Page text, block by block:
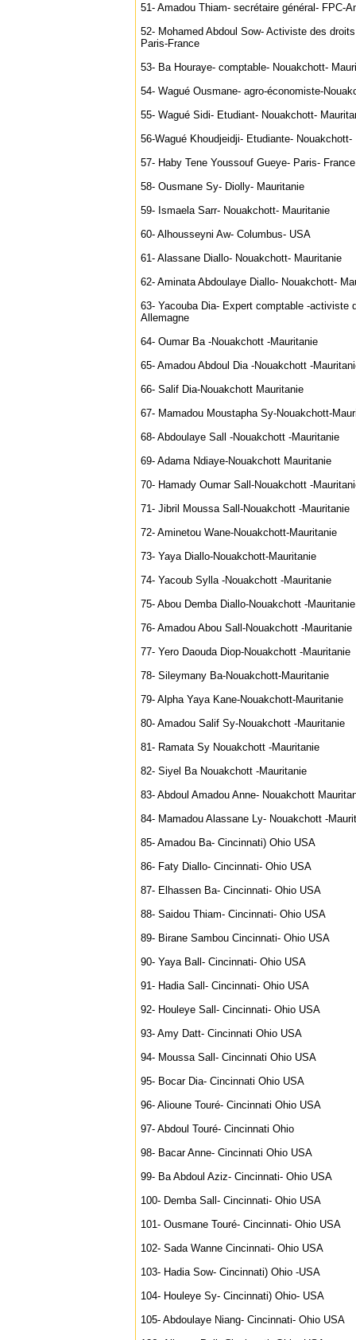
51- Amadou Thiam- secrétaire général- FPC-
52- Mohamed Abdoul Sow- Activiste des
Paris-France
53- Ba Houraye- comptable- Nouakchott-
54- Wagué Ousmane- agro-économiste-
55- Wagué Sidi- Etudiant- Nouakchott-
56-Wagué Khoudjeidji- Etudiante- Nouakchott-
57- Haby Tene Youssouf Gueye- Paris- France
58- Ousmane Sy- Diolly- Mauritanie
59- Ismaela Sarr- Nouakchott- Mauritanie
60- Alhousseyni Aw- Columbus- USA
61- Alassane Diallo- Nouakchott- Mauritanie
62- Aminata Abdoulaye Diallo- Nouakchott-
63- Yacouba Dia- Expert comptable -activiste
Allemagne
64- Oumar Ba -Nouakchott -Mauritanie
65- Amadou Abdoul Dia -Nouakchott -
66- Salif Dia-Nouakchott Mauritanie
67- Mamadou Moustapha Sy-Nouakchott-
68- Abdoulaye Sall -Nouakchott -Mauritanie
69- Adama Ndiaye-Nouakchott Mauritanie
70- Hamady Oumar Sall-Nouakchott -
71- Jibril Moussa Sall-Nouakchott -Mauritanie
72- Aminetou Wane-Nouakchott-Mauritanie
73- Yaya Diallo-Nouakchott-Mauritanie
74- Yacoub Sylla -Nouakchott -Mauritanie
75- Abou Demba Diallo-Nouakchott -Mauritanie
76- Amadou Abou Sall-Nouakchott -Mauritanie
77- Yero Daouda Diop-Nouakchott -Mauritanie
78- Sileymany Ba-Nouakchott-Mauritanie
79- Alpha Yaya Kane-Nouakchott-Mauritanie
80- Amadou Salif Sy-Nouakchott -Mauritanie
81- Ramata Sy Nouakchott -Mauritanie
82- Siyel Ba Nouakchott -Mauritanie
83- Abdoul Amadou Anne- Nouakchott
84- Mamadou Alassane Ly- Nouakchott -
85- Amadou Ba- Cincinnati) Ohio USA
86- Faty Diallo- Cincinnati- Ohio USA
87- Elhassen Ba- Cincinnati- Ohio USA
88- Saidou Thiam- Cincinnati- Ohio USA
89- Birane Sambou Cincinnati- Ohio USA
90- Yaya Ball- Cincinnati- Ohio USA
91- Hadia Sall- Cincinnati- Ohio USA
92- Houleye Sall- Cincinnati- Ohio USA
93- Amy Datt- Cincinnati Ohio USA
94- Moussa Sall- Cincinnati Ohio USA
95- Bocar Dia- Cincinnati Ohio USA
96- Alioune Touré- Cincinnati Ohio USA
97- Abdoul Touré- Cincinnati Ohio
98- Bacar Anne- Cincinnati Ohio USA
99- Ba Abdoul Aziz- Cincinnati- Ohio USA
100- Demba Sall- Cincinnati- Ohio USA
101- Ousmane Touré- Cincinnati- Ohio USA
102- Sada Wanne Cincinnati- Ohio USA
103- Hadia Sow- Cincinnati) Ohio -USA
104- Houleye Sy- Cincinnati) Ohio- USA
105- Abdoulaye Niang- Cincinnati- Ohio USA